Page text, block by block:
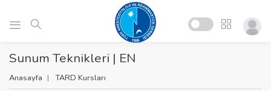
Sunum Teknikleri | EN
Anasayfa TARD Kursları